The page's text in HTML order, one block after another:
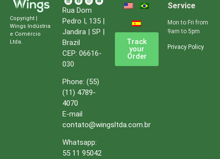
Copyright |
Wings Indústria
e Comércio
Ltda.
Rua Dom
Pedro I, 135 |
Jandira | SP |
Brazil
CEP: 06616-
030
Phone: (55)
(11) 4789-
4070
E-mail
contato@wingsltda.com.br
Whatsapp:
55 11 95042
Track
your
Order
Service
Mon to Fri from
9am to 5pm
Privacy Policy